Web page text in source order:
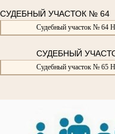
СУДЕБНЫЙ УЧАСТОК № 64
Судебный участок № 64
СУДЕБНЫЙ
Судебный участок № 65